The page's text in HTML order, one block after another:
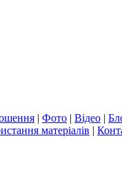
| Фото | Відео |
матеріалів |